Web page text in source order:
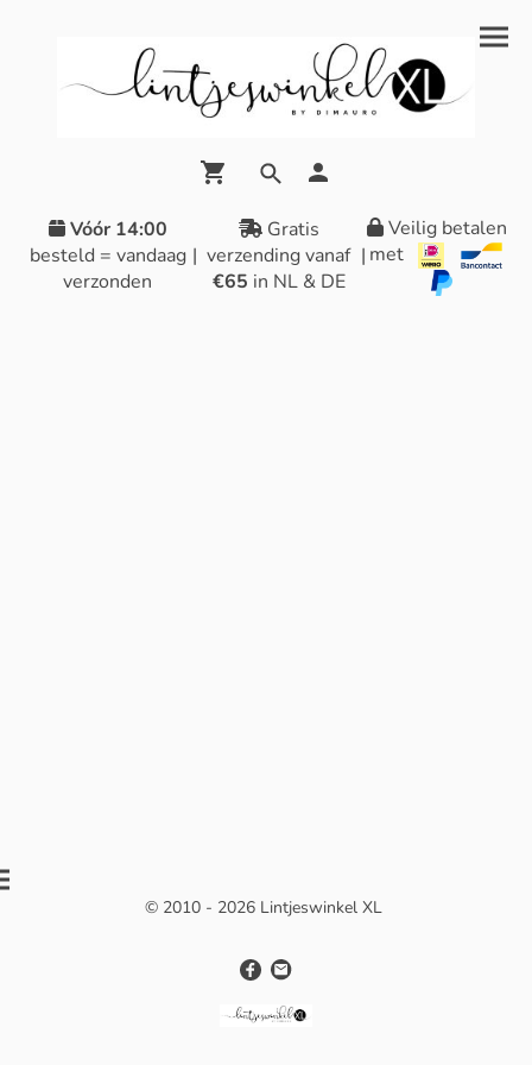
Vóór 14:00
besteld = vandaag
verzonden
|
Gratis
verzending vanaf
€65 in NL & DE
|
Veilig betalen
met
© 2010 - 2026 Lintjeswinkel XL